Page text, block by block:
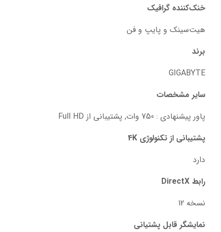
خنک‌کننده گرافیک
هیت‌سینک و پایپ و فن
برند
GIGABYTE
سایر مشخصات
پاور پیشنهادی : 750 وات, پشتیبانی از Full HD
پشتیبانی از تکنولوژی 4K
دارد
رابط DirectX
نسخه 12
نمایشگر قابل پشتیانی